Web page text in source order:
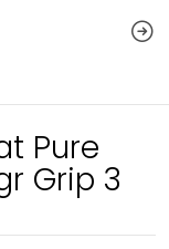
Pure
Grip 3